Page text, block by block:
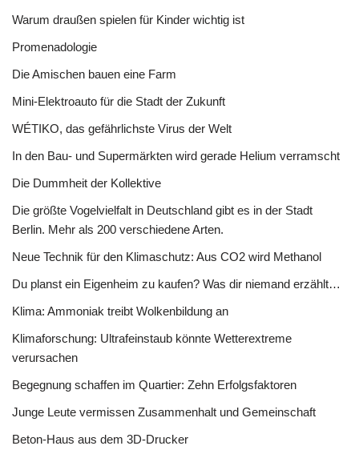
Warum draußen spielen für Kinder wichtig ist
Promenadologie
Die Amischen bauen eine Farm
Mini-Elektroauto für die Stadt der Zukunft
WÉTIKO, das gefährlichste Virus der Welt
In den Bau- und Supermärkten wird gerade Helium verramscht
Die Dummheit der Kollektive
Die größte Vogelvielfalt in Deutschland gibt es in der Stadt
Berlin. Mehr als 200 verschiedene Arten.
Neue Technik für den Klimaschutz: Aus CO2 wird Methanol
Du planst ein Eigenheim zu kaufen? Was dir niemand erzählt…
Klima: Ammoniak treibt Wolkenbildung an
Klimaforschung: Ultrafeinstaub könnte Wetterextreme
verursachen
Begegnung schaffen im Quartier: Zehn Erfolgsfaktoren
Junge Leute vermissen Zusammenhalt und Gemeinschaft
Beton-Haus aus dem 3D-Drucker